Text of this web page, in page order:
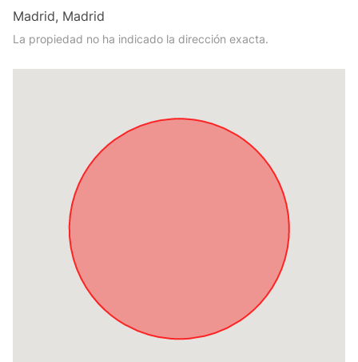
Madrid, Madrid
La propiedad no ha indicado la dirección exacta.